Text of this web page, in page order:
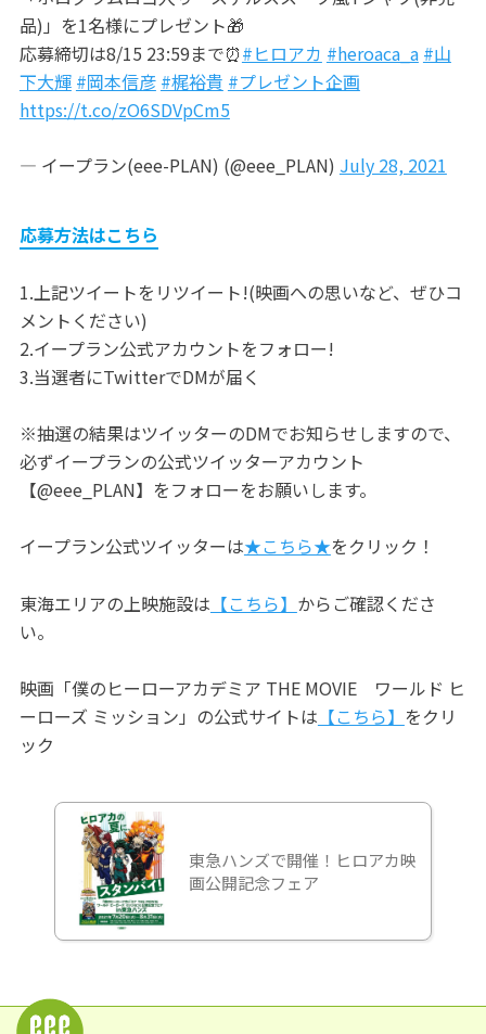
品)」を1名様にプレゼント🎁
応募締切は8/15 23:59まで⏰#ヒロアカ #heroaca_a #山
下大輝 #岡本信彦 #梶裕貴 #プレゼント企画
https://t.co/zO6SDVpCm5
— イープラン(eee-PLAN) (@eee_PLAN) July 28, 2021
応募方法はこちら
1.上記ツイートをリツイート!(映画への思いなど、ぜひコ
メントください)
2.イープラン公式アカウントをフォロー!
3.当選者にTwitterでDMが届く
※抽選の結果はツイッターのDMでお知らせしますので、
必ずイープランの公式ツイッターアカウント
【@eee_PLAN】をフォローをお願いします。
イープラン公式ツイッターは★こちら★をクリック！
東海エリアの上映施設は 【こちら】 からご確認くださ
い。
映画「僕のヒーローアカデミア THE MOVIE ワールド ヒ
ーローズ ミッション」の公式サイトは 【こちら】 をクリ
ック
東急ハンズで開催！ヒロアカ映
画公開記念フェア